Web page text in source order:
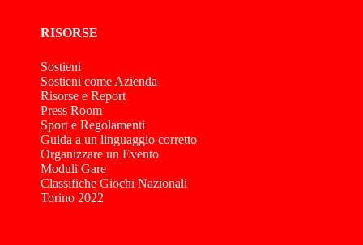
RISORSE
Sostieni
Sostieni come Azienda
Risorse e Report
Press Room
Sport e Regolamenti
Guida a un linguaggio corretto
Organizzare un Evento
Moduli Gare
Classifiche Giochi Nazionali
Torino 2022